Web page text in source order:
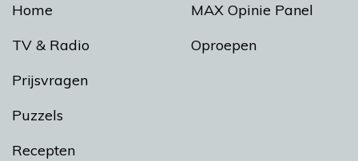
Home
TV & Radio
Prijsvragen
Puzzels
Recepten
MAX Opinie Panel
Oproepen